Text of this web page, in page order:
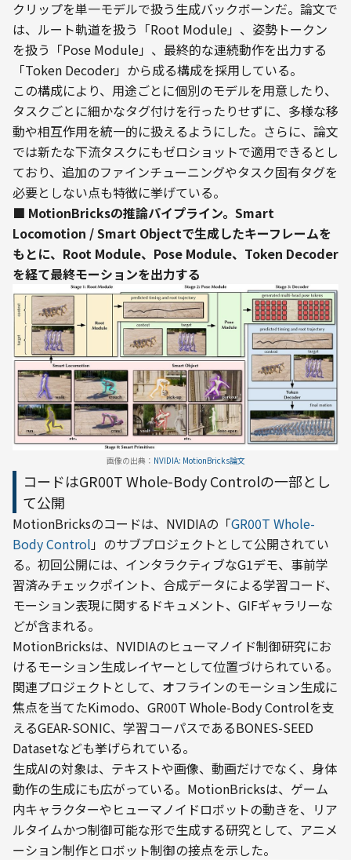
クリップを単一モデルで扱う生成バックボーンだ。論文で
は、ルート軌道を扱う「Root Module」、姿勢トークン
を扱う「Pose Module」、最終的な連続動作を出力する
「Token Decoder」から成る構成を採用している。
この構成により、用途ごとに個別のモデルを用意したり、
タスクごとに細かなタグ付けを行ったりせずに、多様な移
動や相互作用を統一的に扱えるようにした。さらに、論文
では新たな下流タスクにもゼロショットで適用できるとし
ており、追加のファインチューニングやタスク固有タグを
必要としない点も特徴に挙げている。
■ MotionBricksの推論パイプライン。Smart
Locomotion / Smart Objectで生成したキーフレームを
もとに、Root Module、Pose Module、Token Decoder
を経て最終モーションを出力する
画像の出典： NVIDIA: MotionBricks論文
コードはGR00T Whole-Body Controlの一部とし
て公開
MotionBricksのコードは、NVIDIAの「GR00T Whole-
Body Control」のサブプロジェクトとして公開されてい
る。初回公開には、インタラクティブなG1デモ、事前学
習済みチェックポイント、合成データによる学習コード、
モーション表現に関するドキュメント、GIFギャラリーな
どが含まれる。
MotionBricksは、NVIDIAのヒューマノイド制御研究にお
けるモーション生成レイヤーとして位置づけられている。
関連プロジェクトとして、オフラインのモーション生成に
焦点を当てたKimodo、GR00T Whole-Body Controlを支
えるGEAR-SONIC、学習コーパスであるBONES-SEED
Datasetなども挙げられている。
生成AIの対象は、テキストや画像、動画だけでなく、身体
動作の生成にも広がっている。MotionBricksは、ゲーム
内キャラクターやヒューマノイドロボットの動きを、リア
ルタイムかつ制御可能な形で生成する研究として、アニメ
ーション制作とロボット制御の接点を示した。